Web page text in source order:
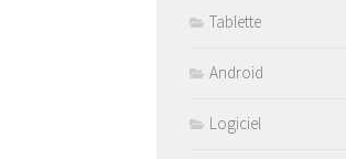
Tablette
Android
Logiciel